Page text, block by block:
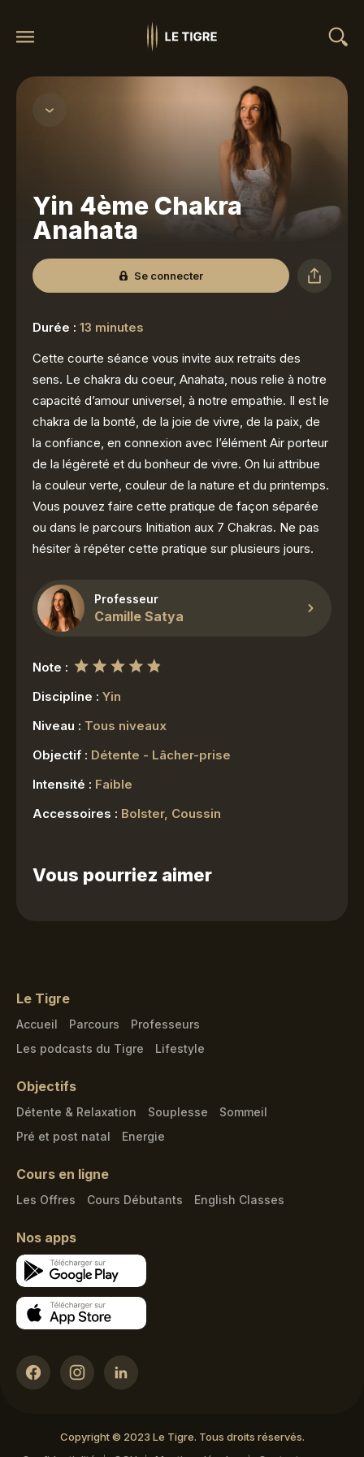
Yin 4ème Chakra
Anahata
Se connecter
Durée : 13 minutes
Cette courte séance vous invite aux retraits des
sens. Le chakra du coeur, Anahata, nous relie à notre
capacité d’amour universel, à notre empathie. Il est le
chakra de la bonté, de la joie de vivre, de la paix, de
la confiance, en connexion avec l’élément Air porteur
de la légèreté et du bonheur de vivre. On lui attribue
la couleur verte, couleur de la nature et du printemps.
Vous pouvez faire cette pratique de façon séparée
ou dans le parcours Initiation aux 7 Chakras. Ne pas
hésiter à répéter cette pratique sur plusieurs jours.
Professeur
Camille Satya
Note :
Discipline : Yin
Niveau : Tous niveaux
Objectif : Détente - Lâcher-prise
Intensité : Faible
Accessoires : Bolster, Coussin
Vous pourriez aimer
Le Tigre
Accueil Parcours
Professeurs
Les podcasts du Tigre
Lifestyle
Objectifs
Détente & Relaxation Souplesse
Sommeil
Pré et post natal
Energie
Cours en ligne
Les Offres Cours Débutants English Classes
Nos apps
Copyright © 2023 Le Tigre. Tous droits réservés.